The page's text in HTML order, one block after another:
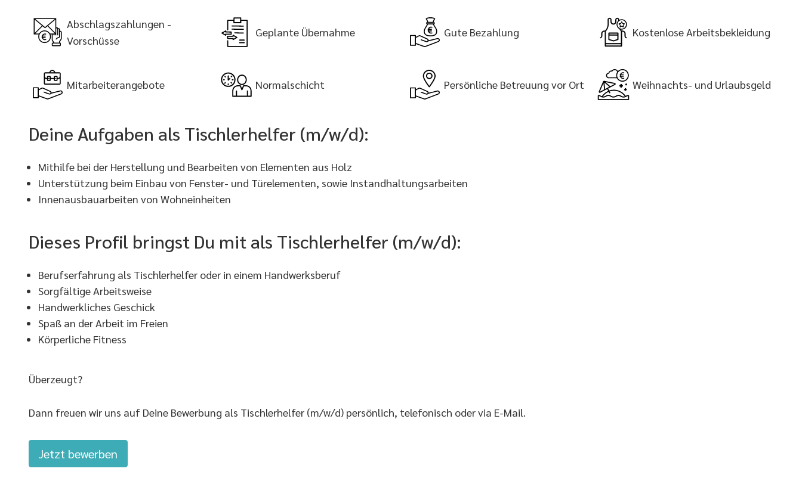
Abschlagszahlungen -
Vorschüsse
Geplante Übernahme Gute Bezahlung Kostenlose Arbeitsbekleidung
Mitarbeiterangebote Normalschicht Persönliche Betreuung vor Ort Weihnachts- und Urlaubsgeld
Deine Aufgaben als Tischlerhelfer (m/w/d):
Mithilfe bei der Herstellung und Bearbeiten von Elementen aus Holz
Unterstützung beim Einbau von Fenster- und Türelementen, sowie Instandhaltungsarbeiten
Innenausbauarbeiten von Wohneinheiten
Dieses Profil bringst Du mit als Tischlerhelfer (m/w/d):
Berufserfahrung als Tischlerhelfer oder in einem Handwerksberuf
Sorgfältige Arbeitsweise
Handwerkliches Geschick
Spaß an der Arbeit im Freien
Körperliche Fitness
Überzeugt?
Dann freuen wir uns auf Deine Bewerbung als Tischlerhelfer (m/w/d) persönlich, telefonisch oder via E-Mail.
Jetzt bewerben